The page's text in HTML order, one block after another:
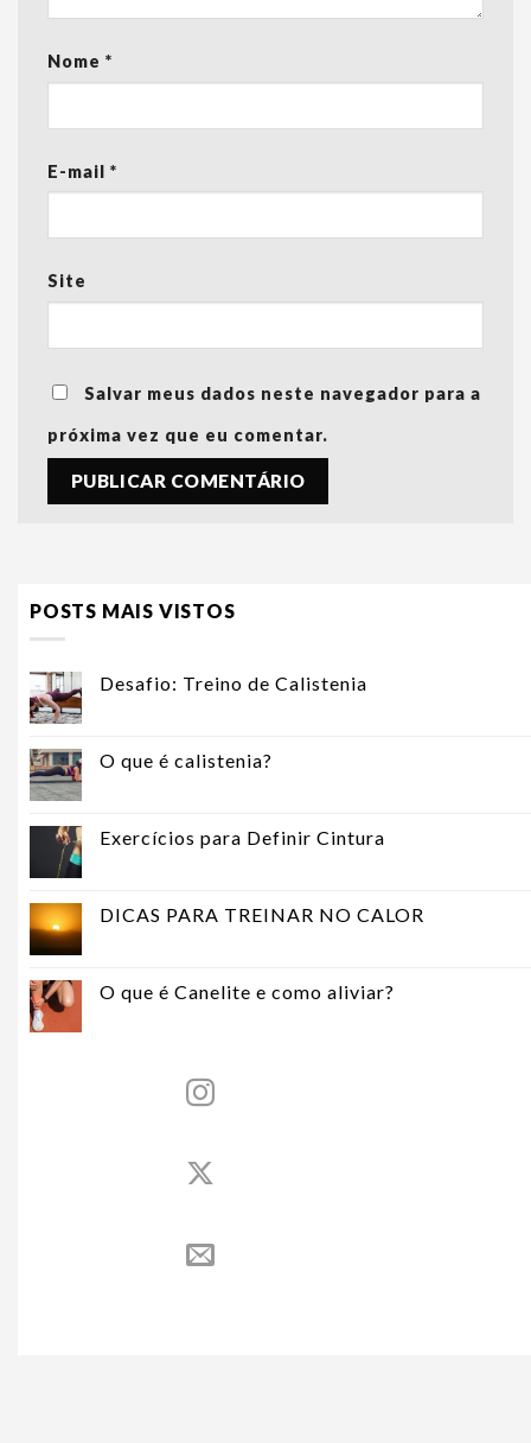
Nome *
E-mail *
Site
Salvar meus dados neste navegador para a
próxima vez que eu comentar.
POSTS MAIS VISTOS
Desafio: Treino de Calistenia
O que é calistenia?
Exercícios para Definir Cintura
DICAS PARA TREINAR NO CALOR
O que é Canelite e como aliviar?